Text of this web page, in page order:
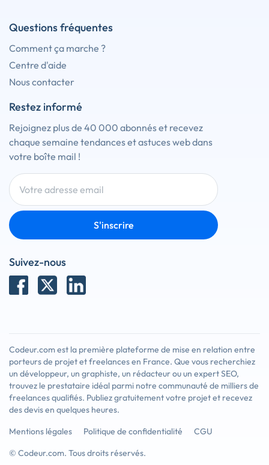
Questions fréquentes
Comment ça marche ?
Centre d'aide
Nous contacter
Restez informé
Rejoignez plus de 40 000 abonnés et recevez
chaque semaine tendances et astuces web dans
votre boîte mail !
S'inscrire
Suivez-nous
Codeur.com est la première plateforme de mise en relation entre
porteurs de projet et freelances en France. Que vous recherchiez
un développeur, un graphiste, un rédacteur ou un expert SEO,
trouvez le prestataire idéal parmi notre communauté de milliers de
freelances qualifiés. Publiez gratuitement votre projet et recevez
des devis en quelques heures.
Mentions légales
Politique de confidentialité
CGU
© Codeur.com. Tous droits réservés.